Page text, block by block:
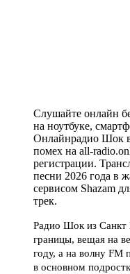
Слушайте онлайн
на ноутбуке,
Онлайнрадио Шок
помех на all-
регистрации.
песни 2026 года в
сервисом Shazam
трек.
Радио Шок из Санкт
границы, вещая на
году, а на волну
в основном